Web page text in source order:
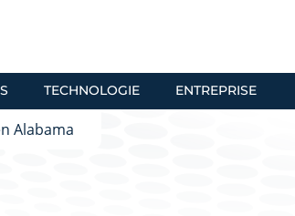
TECHNOLOGIE ENTREPRISE
Alabama